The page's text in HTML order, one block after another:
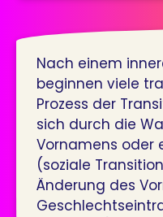
Nach einem
beginnen viele
Prozess der
sich durch die
Vornamens oder
(soziale
Änderung des